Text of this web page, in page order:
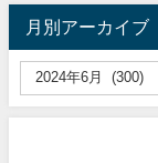
月別アーカイブ